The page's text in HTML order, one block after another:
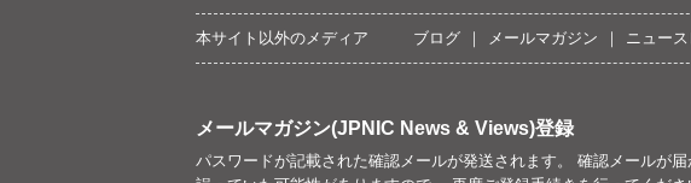
本サイト以外のメディア ブログ メールマガジン ニュー
メールマガジン(JPNIC News & Views)登録
パスワードが記載された確認メールが発送されます。 確認メールが